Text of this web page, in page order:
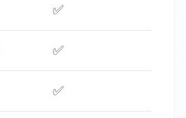
✅
✅
✅